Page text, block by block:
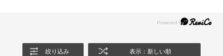
絞り込み 表示：新しい順